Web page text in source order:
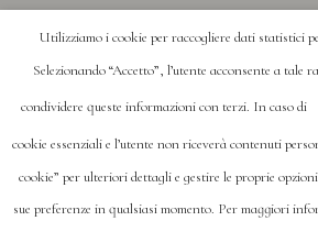
Utilizziamo i cookie per raccogliere dati statistici
Selezionando “Accetto”, l’utente acconsente a tale
condividere queste informazioni con terzi. In caso di
cookie essenziali e l’utente non riceverà contenuti
cookie” per ulteriori dettagli e gestire le proprie
sue preferenze in qualsiasi momento. Per maggiori